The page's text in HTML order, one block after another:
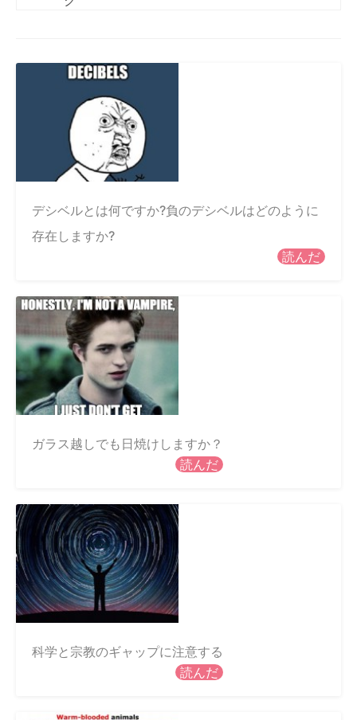
デシベルとは何ですか?負のデシベルはどのように
存在しますか?
読んだ
ガラス越しでも日焼けしますか？
読んだ
科学と宗教のギャップに注意する
読んだ